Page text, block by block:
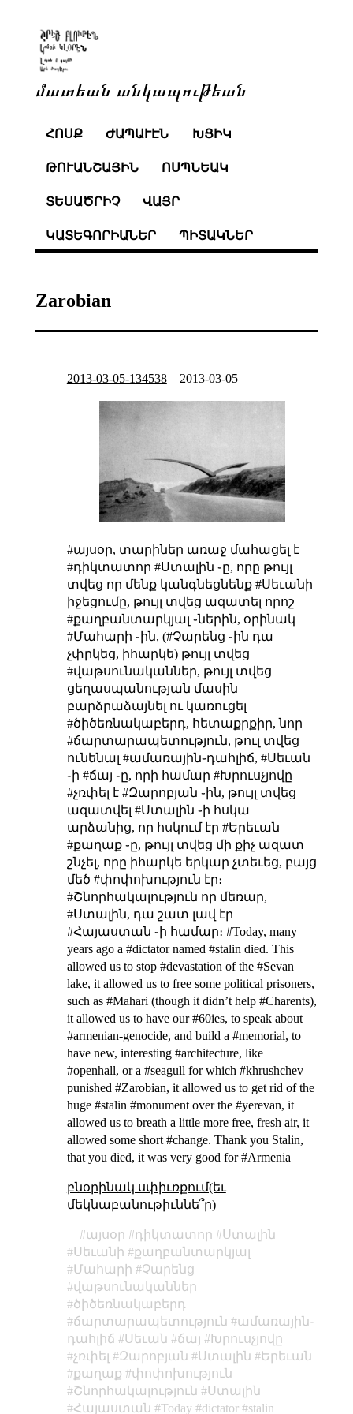
մատեան անկապութեան
ՀՈՍՔ ԺԱՊԱՒԷՆ ԽՑԻԿ
ԹՈՒԱՆՇԱՅԻՆ ՈՍՊՆԵԱԿ
ՏԵՍԱԾՐԻՉ ՎԱՅՐ
ԿԱՏԵԳՈՐԻԱՆԵՐ ՊԻՏԱԿՆԵՐ
Zarobian
2013-03-05-134538– 2013-03-05
#այսօր, տարիներ առաջ մահացել է
#դիկտատոր #Ստալին ֊ը, որը թույլ
տվեց որ մենք կանգնեցնենք #Սեւանի
իջեցումը, թույլ տվեց ազատել որոշ
#քաղբանտարկյալ ֊ներին, օրինակ
#Մահարի ֊ին, (#Չարենց ֊ին դա
չփրկեց, իհարկե) թույլ տվեց
#վաթսունականներ, թույլ տվեց
ցեղասպանության մասին
բարձրաձայնել ու կառուցել
#ծիծեռնակաբերդ, հետաքրքիր, նոր
#ճարտարապետություն, թուլ տվեց
ունենալ #ամառային֊դահլիճ, #Սեւան
֊ի #ճայ ֊ը, որի համար #Խրուսչյովը
#չռփել է #Զարոբյան ֊ին, թույլ տվեց
ազատվել #Ստալին ֊ի հսկա
արձանից, որ հսկում էր #Երեւան
#քաղաք ֊ը, թույլ տվեց մի քիչ ազատ
շնչել, որը իհարկե երկար չտեւեց, բայց
մեծ #փոփոխություն էր։
#Շնորհակալություն որ մեռար,
#Ստալին, դա շատ լավ էր
#Հայաստան ֊ի համար։ #Today, many
years ago a #dictator named #stalin died. This
allowed us to stop #devastation of the #Sevan
lake, it allowed us to free some political prisoners,
such as #Mahari (though it didn’t help #Charents),
it allowed us to have our #60ies, to speak about
#armenian-genocide, and build a #memorial, to
have new, interesting #architecture, like
#openhall, or a #seagull for which #khrushchev
punished #Zarobian, it allowed us to get rid of the
huge #stalin #monument over the #yerevan, it
allowed us to breath a little more free, fresh air, it
allowed some short #change. Thank you Stalin,
that you died, it was very good for #Armenia
բնօրինակ սփիւռքում(եւ
մեկնաբանութիւննե՞ր)
այսօր դիկտատոր
Ստալին
Սեւանի
քաղբանտարկյալ
Մահարի
Չարենց
վաթսունականներ
ծիծեռնակաբերդ
ճարտարապետություն
ամառային֊
դահլիճ
Սեւան ճայ
Խրուսչյովը
չռփել
Զարոբյան Ստալին
Երեւան
քաղաք
փոփոխություն
Շնորհակալություն
Ստալին
Հայաստան
Today dictator stalin